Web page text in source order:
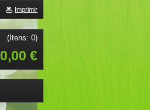
Imprimir
(Itens: 0)
0,00 €